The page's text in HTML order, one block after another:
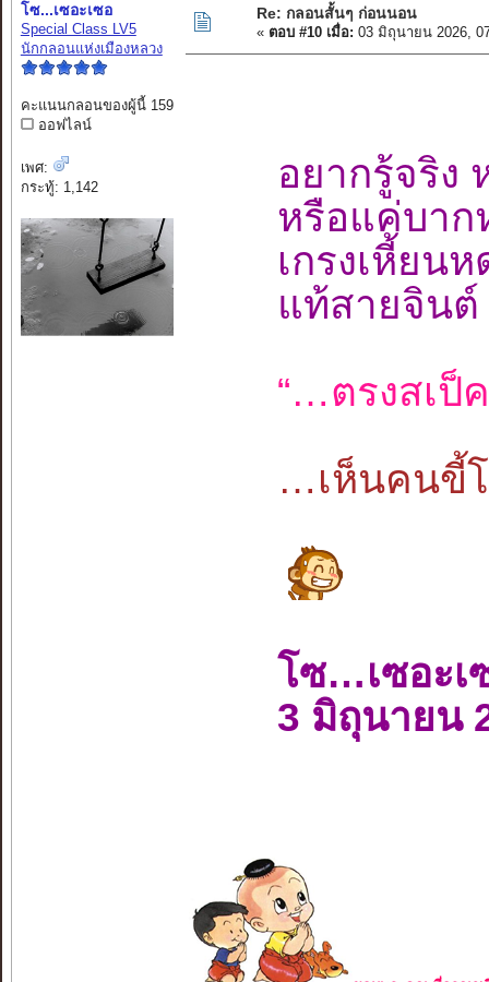
โซ...เซอะเซอ
Special Class LV5
นักกลอนแห่งเมืองหลวง
คะแนนกลอนของผู้นี้ 159
ออฟไลน์
เพศ:
กระทู้: 1,142
Re: กลอนสั้นๆ ก่อนนอน
« ตอบ #10 เมื่อ: 03 มิถุนายน 2026,
อยากรู้จริง
หรือแค่บาก
เกรงเหี้ยน
แท้สายจิน
“…ตรงสเป็
…เห็นคนขี้
โซ…เซอะเ
3 มิถุนายน